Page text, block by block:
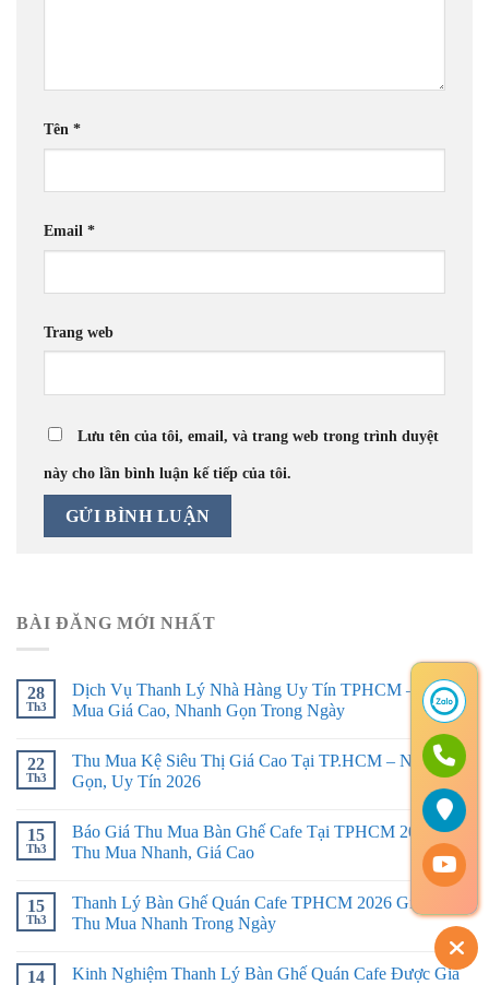
Tên *
Email *
Trang web
Lưu tên của tôi, email, và trang web trong trình duyệt
này cho lần bình luận kế tiếp của tôi.
BÀI ĐĂNG MỚI NHẤT
28
Th3
Dịch Vụ Thanh Lý Nhà Hàng Uy Tín TPHCM – Thu
Mua Giá Cao, Nhanh Gọn Trong Ngày
22
Th3
Thu Mua Kệ Siêu Thị Giá Cao Tại TP.HCM – Nhanh
Gọn, Uy Tín 2026
15
Th3
Báo Giá Thu Mua Bàn Ghế Cafe Tại TPHCM 2026 –
Thu Mua Nhanh, Giá Cao
15
Th3
Thanh Lý Bàn Ghế Quán Cafe TPHCM 2026 Giá Tốt –
Thu Mua Nhanh Trong Ngày
14 Kinh Nghiệm Thanh Lý Bàn Ghế Quán Cafe Được Giá